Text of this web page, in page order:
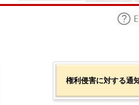
権利侵害に対する通